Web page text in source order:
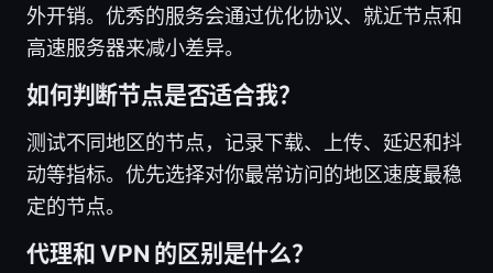
外开销。优秀的服务会通过优化协议、就近节点和
高速服务器来减小差异。
如何判断节点是否适合我？
测试不同地区的节点，记录下载、上传、延迟和抖
动等指标。优先选择对你最常访问的地区速度最稳
定的节点。
代理和 VPN 的区别是什么？